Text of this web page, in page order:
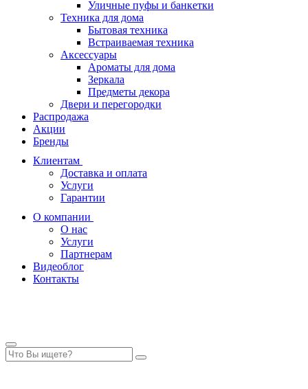
Уличные пуфы и банкетки
Техника для дома
Бытовая техника
Встраиваемая техника
Аксессуары
Ароматы для дома
Зеркала
Предметы декора
Двери и перегородки
Распродажа
Акции
Бренды
Клиентам
Доставка и оплата
Услуги
Гарантии
О компании
О нас
Услуги
Партнерам
Видеоблог
Контакты